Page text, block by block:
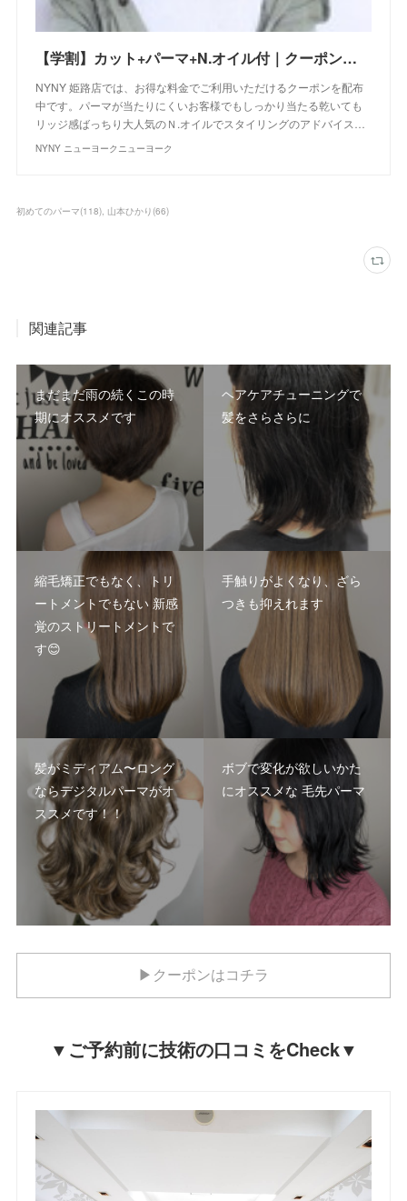
【学割】カット+パーマ+N.オイル付｜クーポン｜美容室 NYNY NYNY 姫路店｜ヘアサロン・美容院｜ニューヨークニューヨーク
NYNY 姫路店では、お得な料金でご利用いただけるクーポンを配布
中です。パーマが当たりにくいお客様でもしっかり当たる乾いても
リッジ感ばっちり大人気のＮ.オイルでスタイリングのアドバイス…
NYNY ニューヨークニューヨーク
初めてのパーマ(118) 山本ひかり (66)
関連記事
まだまだ雨の続くこの時
期にオススメです
ヘアケアチューニングで
髪をさらさらに
縮毛矯正でもなく、トリ
ートメントでもない 新感
覚のストリートメントで
す😊
手触りがよくなり、ざら
つきも抑えれます
髪がミディアム〜ロング
ならデジタルパーマがオ
ススメです！！
ボブで変化が欲しいかた
にオススメな 毛先パーマ
▶クーポンはコチラ
▼ご予約前に技術の口コミをCheck▼